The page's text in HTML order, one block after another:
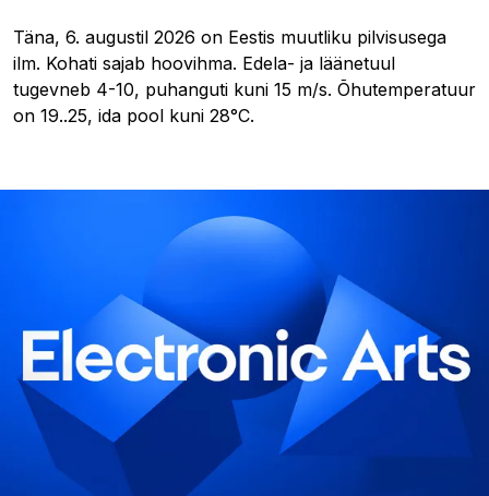
Täna, 6. augustil 2026 on Eestis muutliku pilvisusega
ilm. Kohati sajab hoovihma. Edela- ja läänetuul
tugevneb 4-10, puhanguti kuni 15 m/s. Õhutemperatuur
on 19..25, ida pool kuni 28°C.